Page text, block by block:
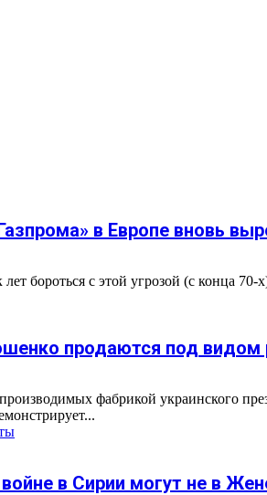
в Европе вновь
бороться с этой угрозой (с конца
продаются под видом
фабрикой украинского
в Сирии могут не в